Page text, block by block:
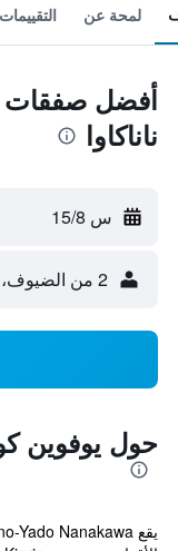
لمحة عن التقييمات
أفضل صفقات
ناناكاوا
س 15/8
2 من الضيوف، غرفة واحدة
حول يوفوين